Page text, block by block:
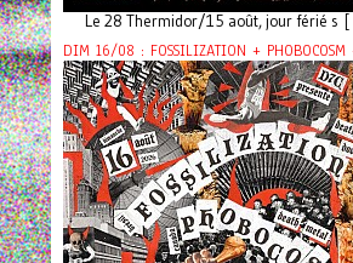
Le 28 Thermidor/15 août, jour férié s [
DIM 16/08 : FOSSILIZATION + PHOBOCOSM